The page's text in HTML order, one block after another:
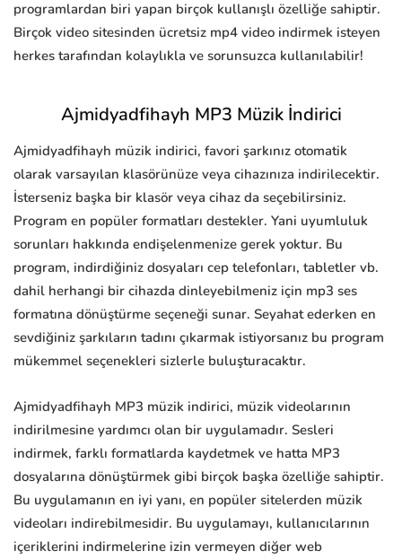
programlardan biri yapan birçok kullanışlı özelliğe sahiptir.
Birçok video sitesinden ücretsiz mp4 video indirmek isteyen
herkes tarafından kolaylıkla ve sorunsuzca kullanılabilir!
Ajmidyadfihayh MP3 Müzik İndirici
Ajmidyadfihayh müzik indirici, favori şarkınız otomatik
olarak varsayılan klasörünüze veya cihazınıza indirilecektir.
İsterseniz başka bir klasör veya cihaz da seçebilirsiniz.
Program en popüler formatları destekler. Yani uyumluluk
sorunları hakkında endişelenmenize gerek yoktur. Bu
program, indirdiğiniz dosyaları cep telefonları, tabletler vb.
dahil herhangi bir cihazda dinleyebilmeniz için mp3 ses
formatına dönüştürme seçeneği sunar. Seyahat ederken en
sevdiğiniz şarkıların tadını çıkarmak istiyorsanız bu program
mükemmel seçenekleri sizlerle buluşturacaktır.
Ajmidyadfihayh MP3 müzik indirici, müzik videolarının
indirilmesine yardımcı olan bir uygulamadır. Sesleri
indirmek, farklı formatlarda kaydetmek ve hatta MP3
dosyalarına dönüştürmek gibi birçok başka özelliğe sahiptir.
Bu uygulamanın en iyi yanı, en popüler sitelerden müzik
videoları indirebilmesidir. Bu uygulamayı, kullanıcılarının
içeriklerini indirmelerine izin vermeyen diğer web